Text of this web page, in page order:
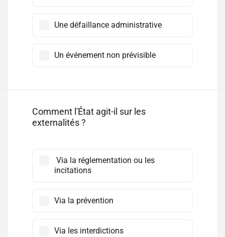
Une défaillance administrative
Un événement non prévisible
Comment l'État agit-il sur les
externalités ?
Via la réglementation ou les
incitations
Via la prévention
Via les interdictions